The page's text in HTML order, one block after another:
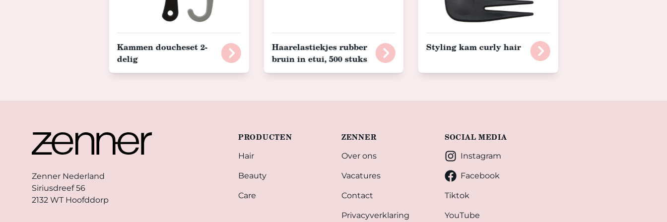
Kammen doucheset 2-
delig
Haarelastiekjes rubber
bruin in etui, 500 stuks
Styling kam curly hair
Zenner Nederland
Siriusdreef 56
2132 WT Hoofddorp
PRODUCTEN
Hair
Beauty
Care
ZENNER
Over ons
Vacatures
Contact
Privacyverklaring
SOCIAL MEDIA
Instagram
Facebook
Tiktok
YouTube